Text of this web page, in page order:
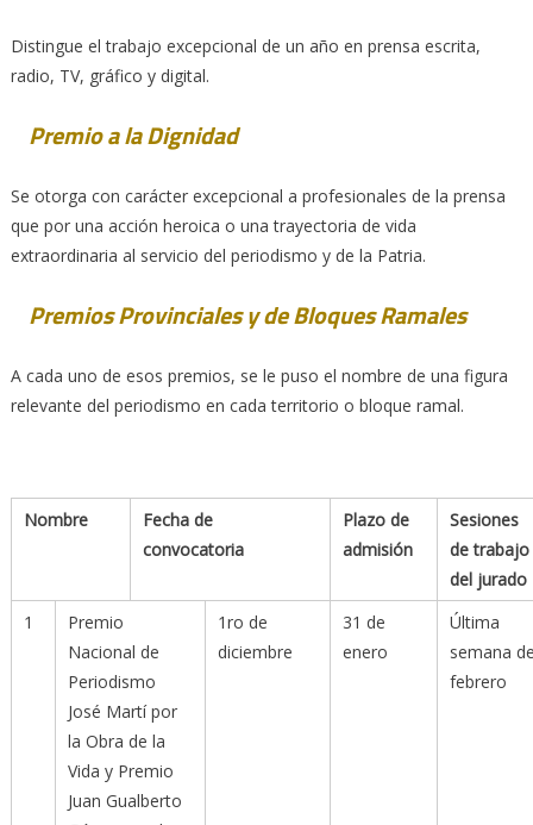
Distingue el trabajo excepcional de un año en prensa escrita,
radio, TV, gráfico y digital.
Premio a la Dignidad
Se otorga con carácter excepcional a profesionales de la prensa
que por una acción heroica o una trayectoria de vida
extraordinaria al servicio del periodismo y de la Patria.
Premios Provinciales y de Bloques Ramales
A cada uno de esos premios, se le puso el nombre de una figura
relevante del periodismo en cada territorio o bloque ramal.
Nombre
Fecha de
convocatoria
Plazo de
admisión
Sesiones
de trabajo
del jurado
1
Premio
Nacional de
Periodismo
José Martí por
la Obra de la
Vida y Premio
Juan Gualberto
1ro de
diciembre
31 de
enero
Última
semana
febrero